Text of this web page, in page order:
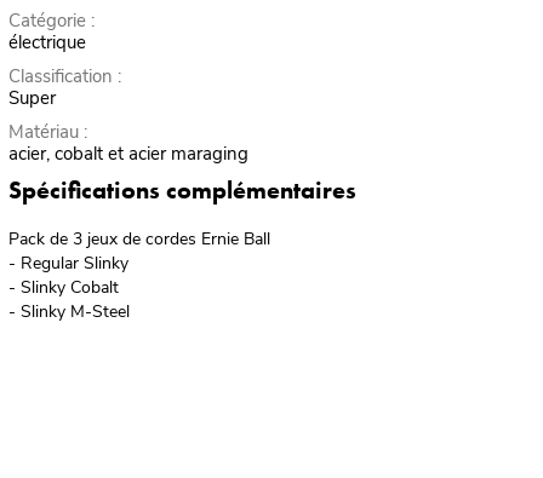
Catégorie :
électrique
Classification :
Super
Matériau :
acier, cobalt et acier maraging
Spécifications complémentaires
Pack de 3 jeux de cordes Ernie Ball
- Regular Slinky
- Slinky Cobalt
- Slinky M-Steel